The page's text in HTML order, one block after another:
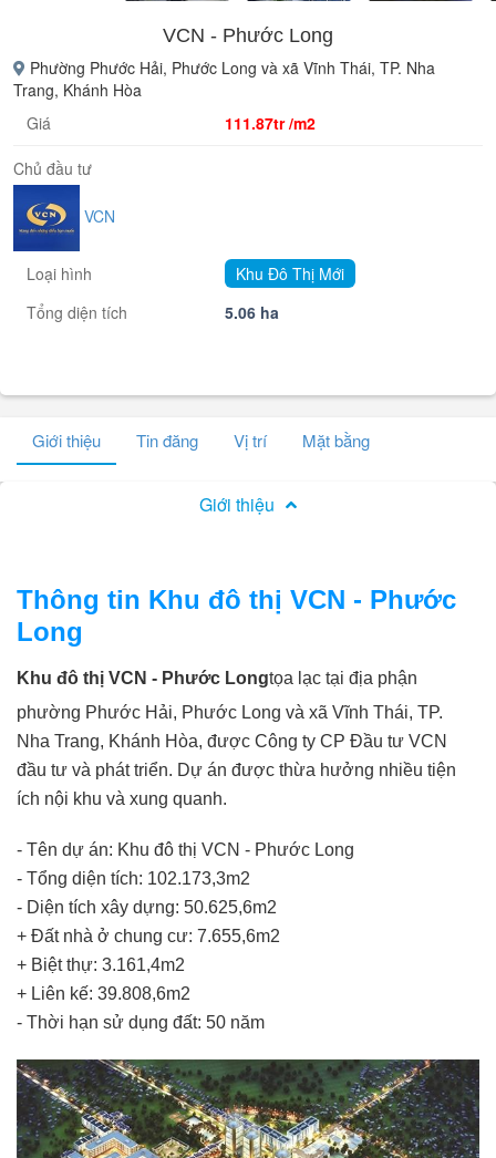
VCN - Phước Long
Phường Phước Hải, Phước Long và xã Vĩnh Thái, TP. Nha
Trang, Khánh Hòa
Giá
111.87tr /m2
Chủ đầu tư
VCN
Loại hình
Khu Đô Thị Mới
Tổng diện tích
5.06 ha
Giới thiệu Tin đăng Vị trí Mặt bằng
Giới thiệu
Thông tin Khu đô thị VCN - Phước
Long
Khu đô thị VCN - Phước Longtọa lạc tại địa phận
phường Phước Hải, Phước Long và xã Vĩnh Thái, TP.
Nha Trang, Khánh Hòa, được Công ty CP Đầu tư VCN
đầu tư và phát triển. Dự án được thừa hưởng nhiều tiện
ích nội khu và xung quanh.
- Tên dự án: Khu đô thị VCN - Phước Long
- Tổng diện tích: 102.173,3m2
- Diện tích xây dựng: 50.625,6m2
+ Đất nhà ở chung cư: 7.655,6m2
+ Biệt thự: 3.161,4m2
+ Liên kế: 39.808,6m2
- Thời hạn sử dụng đất: 50 năm